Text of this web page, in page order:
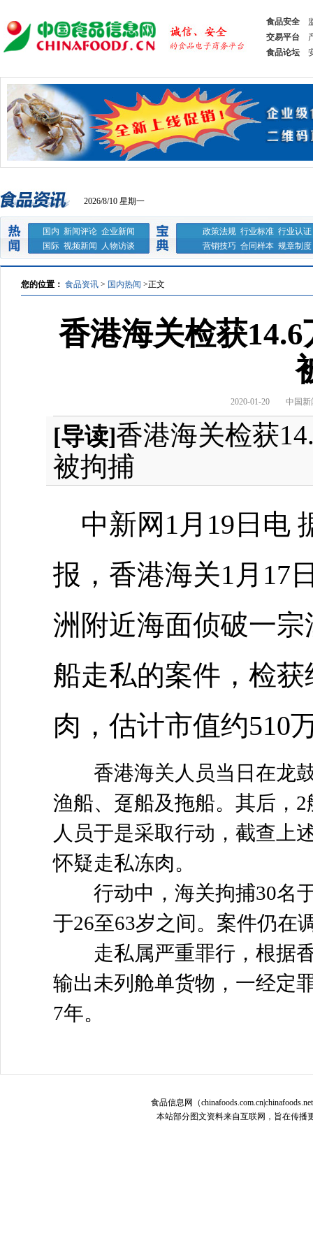
食品安全
交易平台
食品论坛
2026/8/10 星期一
国内 新闻评论 企业新闻 政策法规 行业标准 行业认证
国际 视频新闻 人物访谈 营销技巧 合同样本 规章制度
您的位置： 食品资讯 > 国内热闻 >正文
香港海关检获
2020-01-20 中国新
[导读]香港海关检获
被拘捕
中新网1月19日电
报，香港海关1月17
洲附近海面侦破一
船走私的案件，检
肉，估计市值约510
香港海关人员当日在龙鼓
渔船、趸船及拖船。其后，
人员于是采取行动，截查上
怀疑走私冻肉。
行动中，海关拘捕30名于
于26至63岁之间。案件仍在
走私属严重罪行，根据香
输出未列舱单货物，一经定
7年。
食品信息网（
本站部分图文资料来自互联网，旨在传播